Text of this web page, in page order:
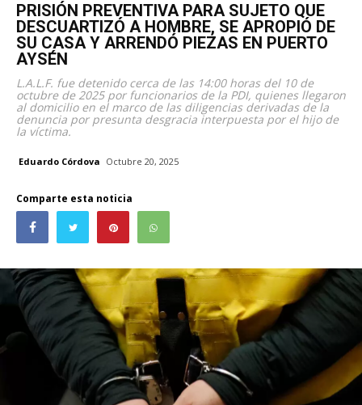
PRISIÓN PREVENTIVA PARA SUJETO QUE
DESCUARTIZÓ A HOMBRE, SE APROPIÓ DE
SU CASA Y ARRENDÓ PIEZAS EN PUERTO
AYSÉN
L.A.L.F. fue detenido cerca de las 14:00 horas del 10 de
octubre de 2025 por funcionarios de la PDI, quienes llegaron
al domicilio en el marco de las diligencias derivadas de la
denuncia por presunta desgracia interpuesta por el hijo de
la víctima.
Eduardo Córdova Octubre 20, 2025
Comparte esta noticia